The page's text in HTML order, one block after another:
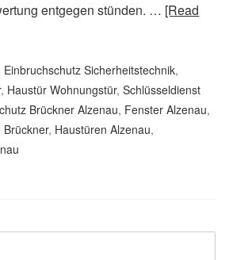
entgegen stünden. … [Read
Einbruchschutz Sicherheitstechnik,
, Haustür Wohnungstür,Schlüsseldienst
Brückner Alzenau, Fenster Alzenau,
, Haustüren Alzenau,